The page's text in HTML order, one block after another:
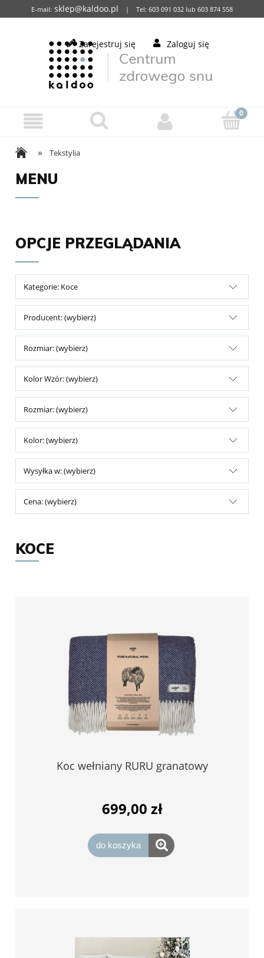
Zarejestruj się Zaloguj się
» Tekstylia
MENU
OPCJE PRZEGLĄDANIA
Kategorie: Koce
Producent: (wybierz)
Rozmiar: (wybierz)
Kolor Wzór: (wybierz)
Rozmiar: (wybierz)
Kolor: (wybierz)
Wysyłka w: (wybierz)
Cena: (wybierz)
KOCE
Koc wełniany RURU granatowy
699,00 zł
do koszyka
E-mail: sklep@kaldoo.pl | Tel: 603 091 032 lub 603 874 558